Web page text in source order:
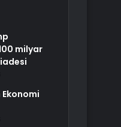
milyar
Ekonomi